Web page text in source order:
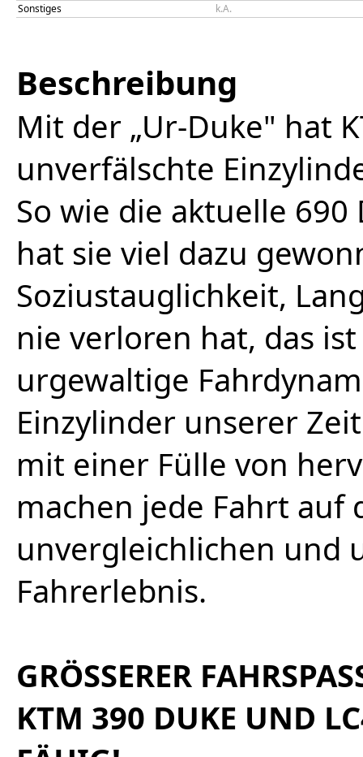
Sonstiges
k.A.
Beschreibung
Mit der „Ur-Duke" hat
unverfälschte
So wie die aktuelle
hat sie viel dazu
Soziustauglichkeit,
nie verloren hat, das
urgewaltige
Einzylinder unserer
mit einer Fülle von
machen jede Fahrt auf
unvergleichlichen und
Fahrerlebnis.
GRÖSSERER
KTM 390 DUKE UND